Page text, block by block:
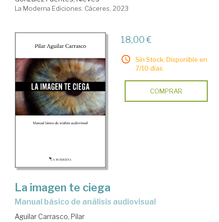
La Moderna Ediciones. Cáceres, 2023
18,00 €
Sin Stock. Disponible en
7/10 días.
COMPRAR
La imagen te ciega
manual básico de análisis audiovisual
Aguilar Carrasco, Pilar